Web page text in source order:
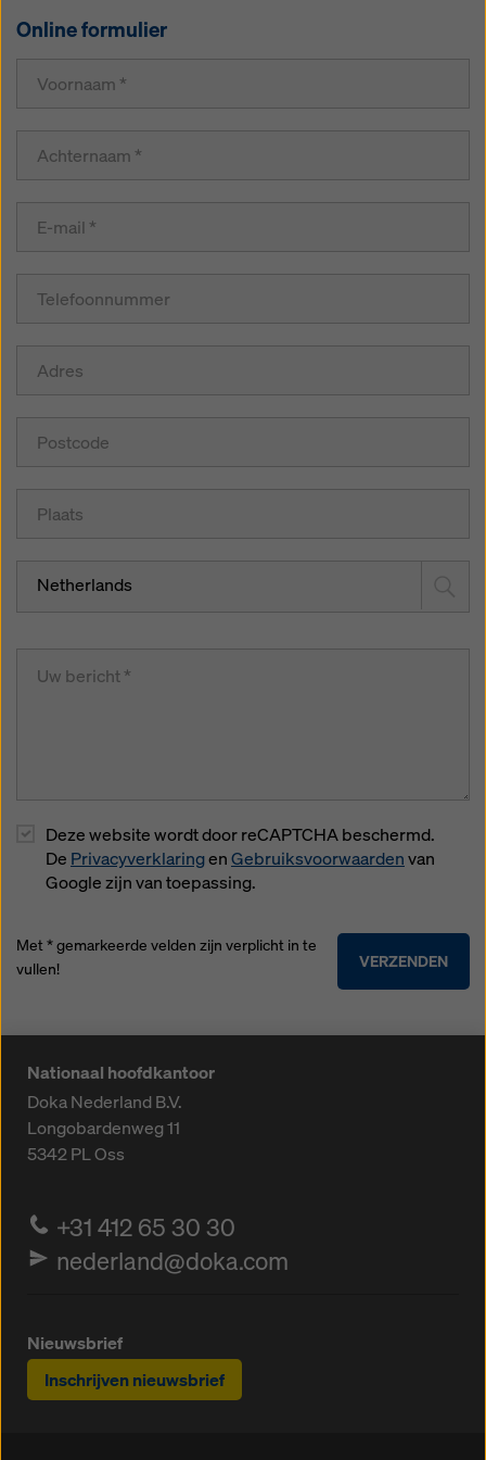
Online formulier
Netherlands
Deze website wordt door reCAPTCHA beschermd.
De PrivacyverklaringenGebruiksvoorwaardenvan
Google zijn van toepassing.
VERZENDEN
Met * gemarkeerde velden zijn verplicht in te
vullen!
Nationaal hoofdkantoor
Doka Nederland B.V.
Longobardenweg 11
5342 PLOss
+31 412 65 30 30
nederland@doka.com
Nieuwsbrief
Inschrijven nieuwsbrief